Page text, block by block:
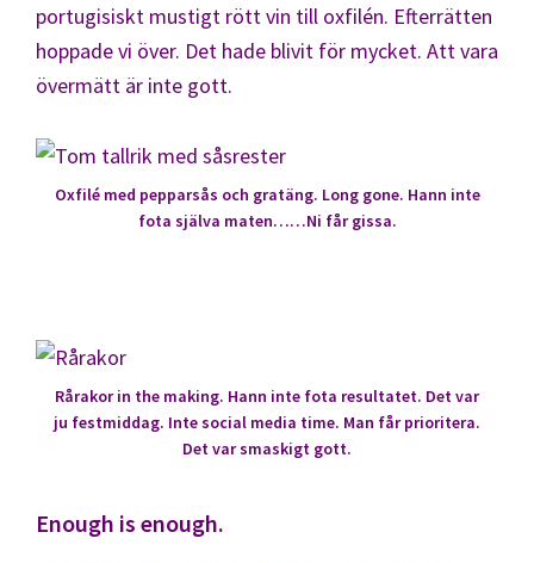
portugisiskt mustigt rött vin till oxfilén. Efterrätten
hoppade vi över. Det hade blivit för mycket. Att vara
övermätt är inte gott.
Oxfilé med pepparsås och gratäng. Long gone. Hann inte
fota själva maten……Ni får gissa.
Rårakor in the making. Hann inte fota resultatet. Det var
ju festmiddag. Inte social media time. Man får prioritera.
Det var smaskigt gott.
Enough is enough.